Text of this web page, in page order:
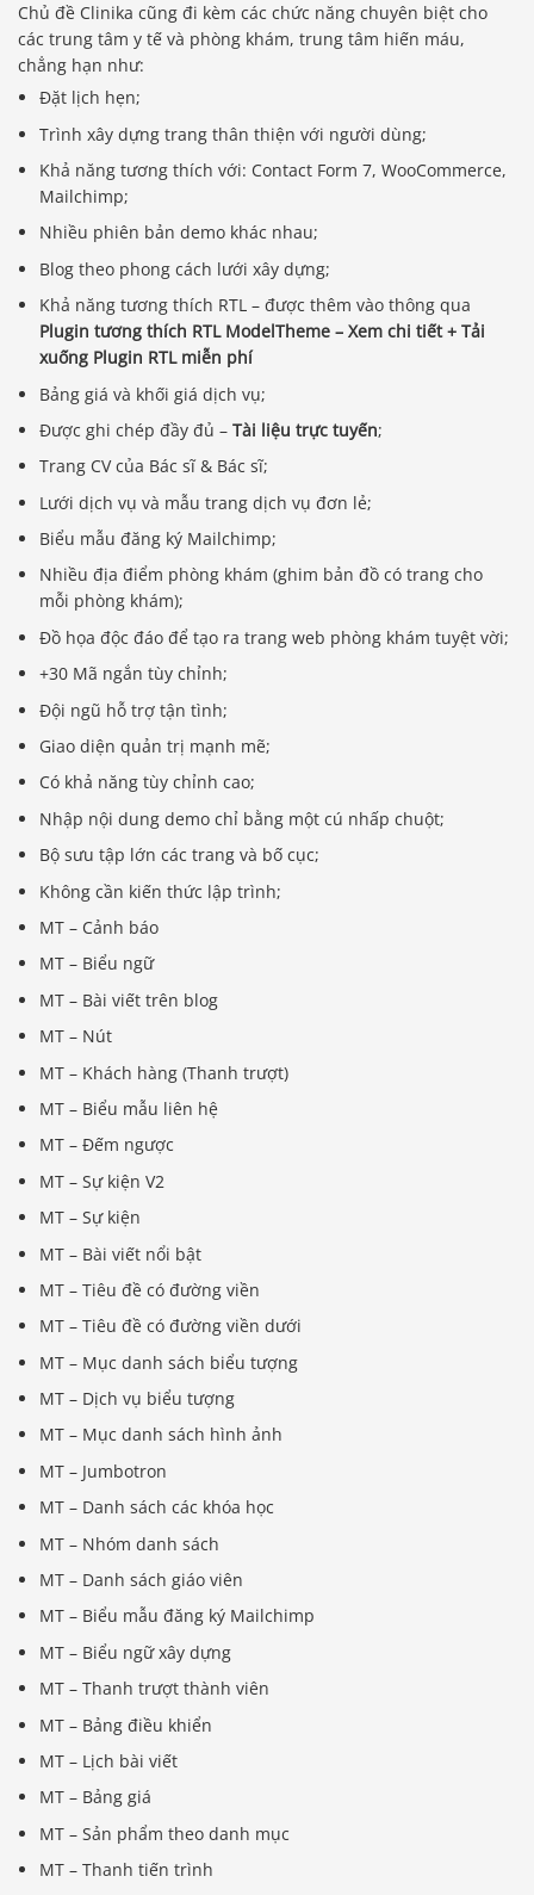
Chủ đề Clinika cũng đi kèm các chức năng chuyên biệt cho
các trung tâm y tế và phòng khám, trung tâm hiến máu,
chẳng hạn như:
Đặt lịch hẹn;
Trình xây dựng trang thân thiện với người dùng;
Khả năng tương thích với: Contact Form 7, WooCommerce,
Mailchimp;
Nhiều phiên bản demo khác nhau;
Blog theo phong cách lưới xây dựng;
Khả năng tương thích RTL – được thêm vào thông qua
Plugin tương thích RTL ModelTheme – Xem chi tiết + Tải
xuống Plugin RTL miễn phí
Bảng giá và khối giá dịch vụ;
Được ghi chép đầy đủ –Tài liệu trực tuyến;
Trang CV của Bác sĩ & Bác sĩ;
Lưới dịch vụ và mẫu trang dịch vụ đơn lẻ;
Biểu mẫu đăng ký Mailchimp;
Nhiều địa điểm phòng khám (ghim bản đồ có trang cho
mỗi phòng khám);
Đồ họa độc đáo để tạo ra trang web phòng khám tuyệt vời;
+30 Mã ngắn tùy chỉnh;
Đội ngũ hỗ trợ tận tình;
Giao diện quản trị mạnh mẽ;
Có khả năng tùy chỉnh cao;
Nhập nội dung demo chỉ bằng một cú nhấp chuột;
Bộ sưu tập lớn các trang và bố cục;
Không cần kiến ​​thức lập trình;
MT – Cảnh báo
MT – Biểu ngữ
MT – Bài viết trên blog
MT – Nút
MT – Khách hàng (Thanh trượt)
MT – Biểu mẫu liên hệ
MT – Đếm ngược
MT – Sự kiện V2
MT – Sự kiện
MT – Bài viết nổi bật
MT – Tiêu đề có đường viền
MT – Tiêu đề có đường viền dưới
MT – Mục danh sách biểu tượng
MT – Dịch vụ biểu tượng
MT – Mục danh sách hình ảnh
MT – Jumbotron
MT – Danh sách các khóa học
MT – Nhóm danh sách
MT – Danh sách giáo viên
MT – Biểu mẫu đăng ký Mailchimp
MT – Biểu ngữ xây dựng
MT – Thanh trượt thành viên
MT – Bảng điều khiển
MT – Lịch bài viết
MT – Bảng giá
MT – Sản phẩm theo danh mục
MT – Thanh tiến trình